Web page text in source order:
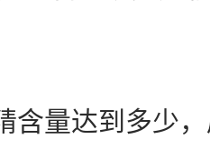
量达到多少，